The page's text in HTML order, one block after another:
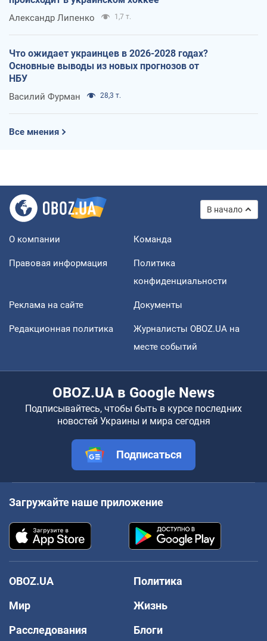
Александр Липенко 1,7 т.
Что ожидает украинцев в 2026-2028 годах?
Основные выводы из новых прогнозов от
НБУ
Василий Фурман 28,3 т.
Все мнения
В начало
О компании Команда
Правовая информация
Политика
конфиденциальности
Реклама на сайте Документы
Редакционная политика
Журналисты OBOZ.UA на
месте событий
OBOZ.UA в Google News
Подписывайтесь, чтобы быть в курсе последних
новостей Украины и мира сегодня
Подписаться
Загружайте наше приложение
OBOZ.UA
Политика
Мир
Жизнь
Расследования
Блоги